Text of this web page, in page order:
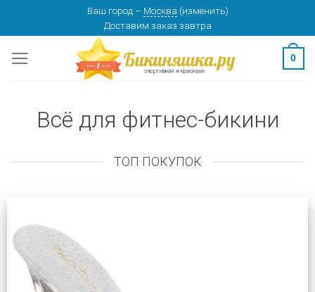
content
Ваш город – Москва (изменить)
Доставим заказ завтра
0
Всё для фитнес-бикини
ТОП ПОКУПОК